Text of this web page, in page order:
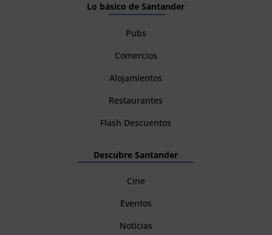
Lo básico de Santander
Pubs
Comercios
Alojamientos
Restaurantes
Flash Descuentos
Descubre Santander
Cine
Eventos
Noticias